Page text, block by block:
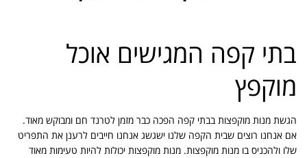
בתי קפה המגישים אוכל
מוקפץ
הגשת מנות מוקפצות בבתי קפה הפכה כבר מזמן לטרנד חם ומבוקש מאוד.
אם אנחנו רוצים שבית הקפה שלנו ישגשג אנחנו חייבים לרענן את התפריט
שלו ולהכניס בו מנות מוקפצות. מנות מוקפצות יכולות להיות טעימות מאוד